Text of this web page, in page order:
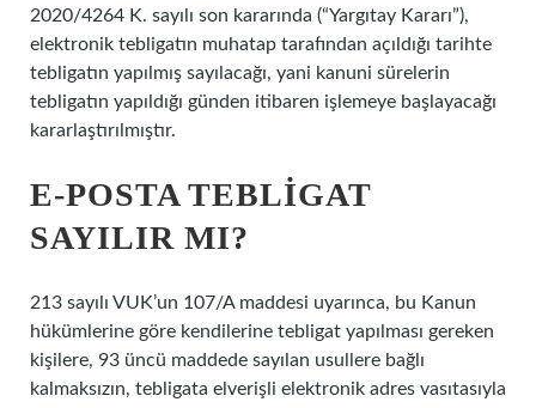
2020/4264 K. sayılı son kararında (“Yargıtay Kararı”),
elektronik tebligatın muhatap tarafından açıldığı tarihte
tebligatın yapılmış sayılacağı, yani kanuni sürelerin
tebligatın yapıldığı günden itibaren işlemeye başlayacağı
kararlaştırılmıştır.
E-POSTA TEBLIGAT
SAYILIR MI?
213 sayılı VUK’un 107/A maddesi uyarınca, bu Kanun
hükümlerine göre kendilerine tebligat yapılması gereken
kişilere, 93 üncü maddede sayılan usullere bağlı
kalmaksızın, tebligata elverişli elektronik adres vasıtasıyla